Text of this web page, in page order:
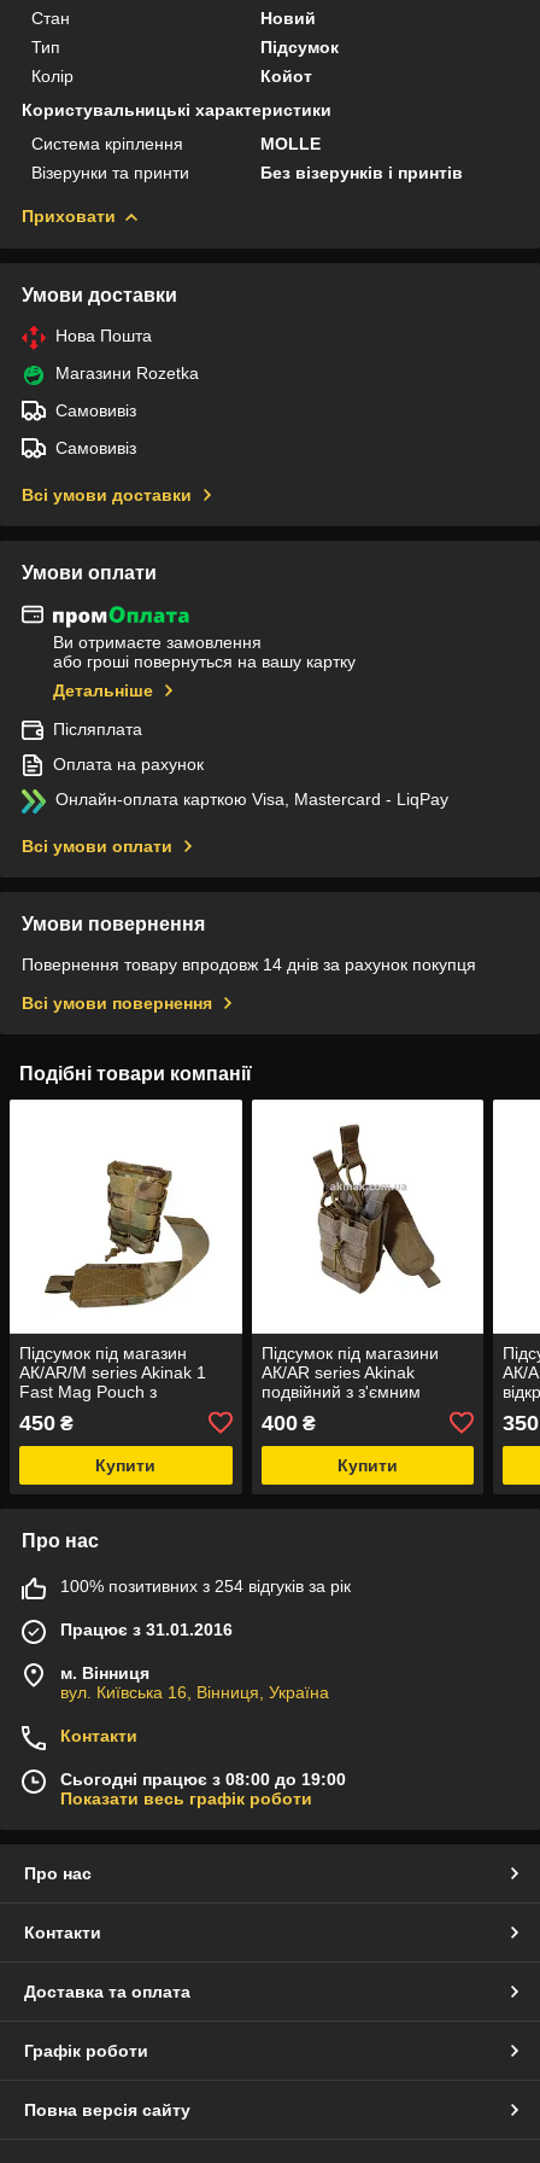
Стан
Новий
Тип
Підсумок
Колір
Койот
Користувальницькі характеристики
Система кріплення
MOLLE
Візерунки та принти
Без візерунків і принтів
Приховати
Умови доставки
Нова Пошта
Магазини Rozetka
Самовивіз
Самовивіз
Всі умови доставки
Умови оплати
Ви отримаєте замовлення
або гроші повернуться на вашу картку
Детальніше
Післяплата
Оплата на рахунок
Онлайн-оплата карткою Visa, Mastercard - LiqPay
Всі умови оплати
Умови повернення
Повернення товару впродовж 14 днів за рахунок покупця
Всі умови повернення
Подібні товари компанії
Підсумок під магазин
АК/AR/M series Akinak 1
Fast Mag Pouch з
450 ₴
Купити
Підсумок під магазини
АК/AR series Akinak
подвійний з з'ємним
400₴
Купити
АК/
350
Про нас
100% позитивних з 254 відгуків за рік
Працює з 31.01.2016
м. Вінниця
вул. Київська 16, Вінниця, Україна
Контакти
Сьогодні працює з 08:00 до 19:00
Показати весь графік роботи
Про нас
Контакти
Доставка та оплата
Графік роботи
Повна версія сайту